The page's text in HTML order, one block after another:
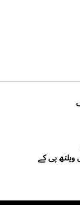
ویلتھ پی کے